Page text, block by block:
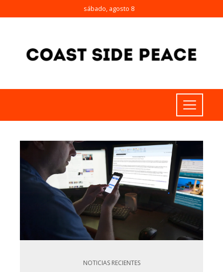
sábado, agosto 8
NOTICIAS RECIENTES